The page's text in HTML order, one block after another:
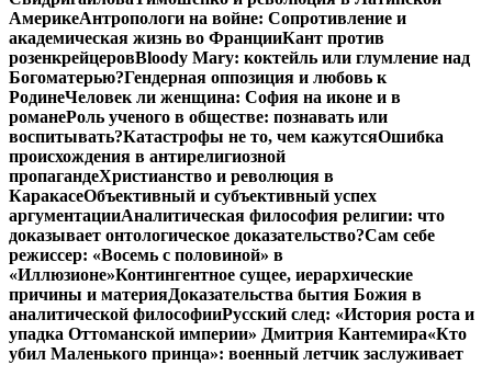
АмерикеАнтропологи на войне: Сопротивление и
академическая жизнь во ФранцииКант против
розенкрейцеровBloody Mary: коктейль или глумление над
Богоматерью?Гендерная оппозиция и любовь к
РодинеЧеловек ли женщина: София на иконе и в
романеРоль ученого в обществе: познавать или
воспитывать?Катастрофы не то, чем кажутсяОшибка
происхождения в антирелигиозной
пропагандеХристианство и революция в
КаракасеОбъективный и субъективный успех
аргументацииАналитическая философия религии: что
доказывает онтологическое доказательство?Сам себе
режиссер: «Восемь с половиной» в
«Иллюзионе»Контингентное сущее, иерархические
причины и материяДоказательства бытия Божия в
аналитической философииРусский след: «История роста и
упадка Оттоманской империи» Дмитрия Кантемира«Кто
убил Маленького принца»: военный летчик заслуживает